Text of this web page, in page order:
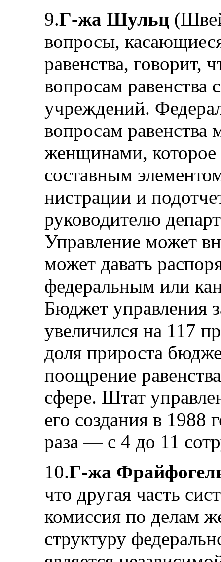
9.Г-жа Шульц
вопросы,
равенства, говорит,
вопросам равенства
учреждений.
вопросам
женщинами, которое
составным
нистрации и
руково­дителю
Управление может
может давать
федеральным или
Бюджет управления
увеличился на 117
доля прироста
поощрение
сфере. Штат
его создания в 1988
раза — с 4 до 11
10.Г-жа
что другая часть
комиссия по делам
структуру